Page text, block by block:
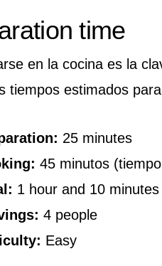
time
en la cocina es la
tiempos estimados
25 minutes
45 minutos
1 hour and 10 minutes
4 people
Easy